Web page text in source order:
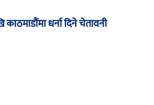
धर्ना दिने चेतावनी